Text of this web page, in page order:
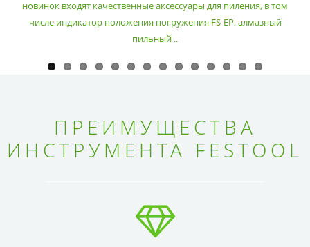
новинок входят качественные аксессуары для пиления, в том
числе индикатор положения погружения FS-EP, алмазный
пильный ..
ПРЕИМУЩЕСТВА
ИНСТРУМЕНТА FESTOOL